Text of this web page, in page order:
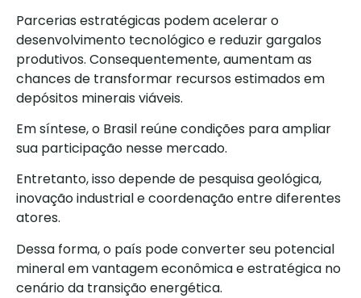
Parcerias estratégicas podem acelerar o
desenvolvimento tecnológico e reduzir gargalos
produtivos. Consequentemente, aumentam as
chances de transformar recursos estimados em
depósitos minerais viáveis.
Em síntese, o Brasil reúne condições para ampliar
sua participação nesse mercado.
Entretanto, isso depende de pesquisa geológica,
inovação industrial e coordenação entre diferentes
atores.
Dessa forma, o país pode converter seu potencial
mineral em vantagem econômica e estratégica no
cenário da transição energética.